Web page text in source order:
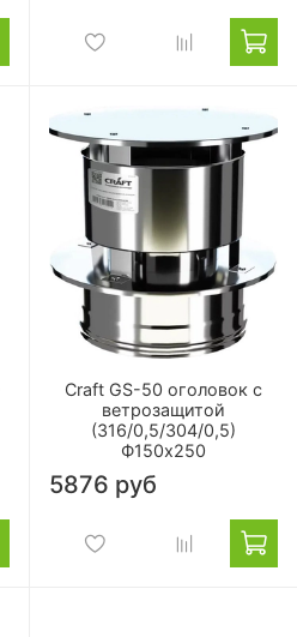
Craft GS-50 оголовок с
ветрозащитой
(316/0,5/304/0,5)
Ф150х250
5876 руб